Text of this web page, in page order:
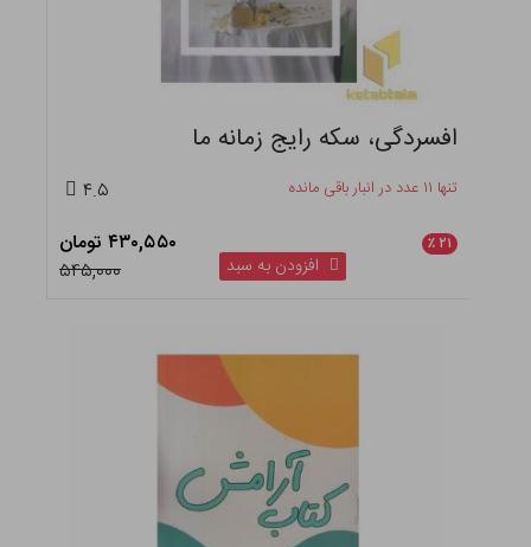
افسردگی، سکه رایج زمانه ما
تنها ۱۱ عدد در انبار باقی مانده ۴.۵
۲۱ ٪
۴۳۰,۵۵۰ تومان
۵۴۵,۰۰۰
افزودن به سبد